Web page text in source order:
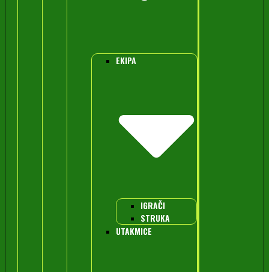
EKIPA
IGRAČI
STRUKA
UTAKMICE